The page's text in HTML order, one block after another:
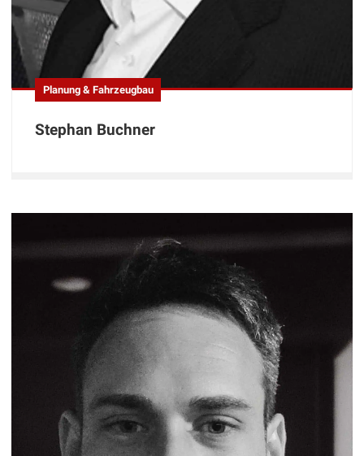
Planung & Fahrzeugbau
Stephan Buchner